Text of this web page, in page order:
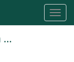
Plaza de garaje en Alquiler en Madrid en EMBAJADORES c/ Peña de Francia